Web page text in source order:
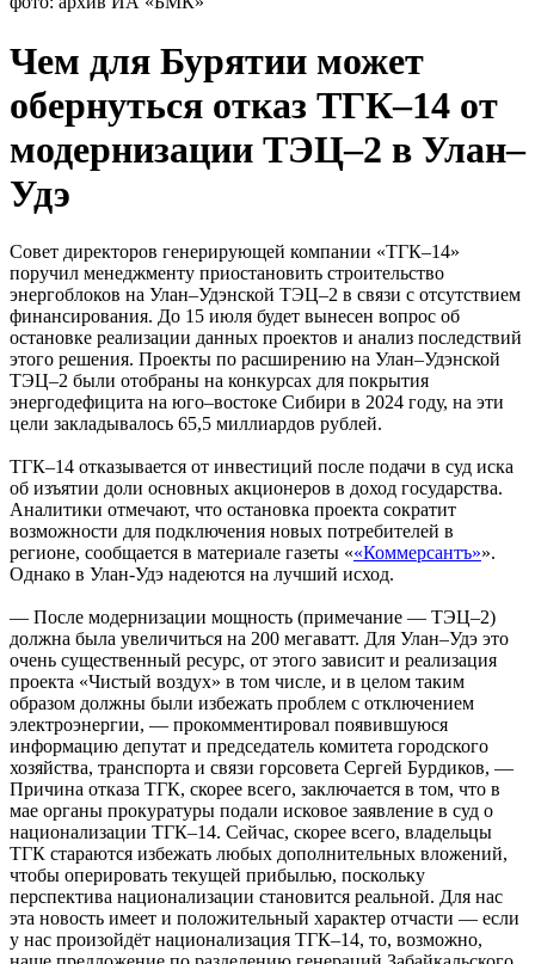
Чем для Бурятии может
обернуться отказ ТГК–14 от
модернизации ТЭЦ–2 в Улан–
Удэ
Совет директоров генерирующей компании «ТГК–14»
поручил менеджменту приостановить строительство
энергоблоков на Улан–Удэнской ТЭЦ–2 в связи с отсутствием
финансирования. До 15 июля будет вынесен вопрос об
остановке реализации данных проектов и анализ последствий
этого решения. Проекты по расширению на Улан–Удэнской
ТЭЦ–2 были отобраны на конкурсах для покрытия
энергодефицита на юго–востоке Сибири в 2024 году, на эти
цели закладывалось 65,5 миллиардов рублей.
ТГК–14 отказывается от инвестиций после подачи в суд иска
об изъятии доли основных акционеров в доход государства.
Аналитики отмечают, что остановка проекта сократит
возможности для подключения новых потребителей в
регионе, сообщается в материале газеты ««Коммерсантъ»».
Однако в Улан-Удэ надеются на лучший исход.
— После модернизации мощность (примечание — ТЭЦ–2)
должна была увеличиться на 200 мегаватт. Для Улан–Удэ это
очень существенный ресурс, от этого зависит и реализация
проекта «Чистый воздух» в том числе, и в целом таким
образом должны были избежать проблем с отключением
электроэнергии, — прокомментировал появившуюся
информацию депутат и председатель комитета городского
хозяйства, транспорта и связи горсовета Сергей Бурдиков, —
Причина отказа ТГК, скорее всего, заключается в том, что в
мае органы прокуратуры подали исковое заявление в суд о
национализации ТГК–14. Сейчас, скорее всего, владельцы
ТГК стараются избежать любых дополнительных вложений,
чтобы оперировать текущей прибылью, поскольку
перспектива национализации становится реальной. Для нас
эта новость имеет и положительный характер отчасти — если
у нас произойдёт национализация ТГК–14, то, возможно,